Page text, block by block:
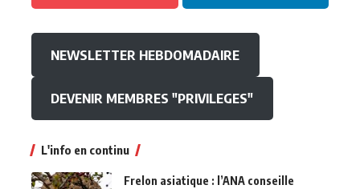
NEWSLETTER HEBDOMADAIRE
DEVENIR MEMBRES "PRIVILEGES"
L'info en continu
Frelon asiatique : l’ANA conseille